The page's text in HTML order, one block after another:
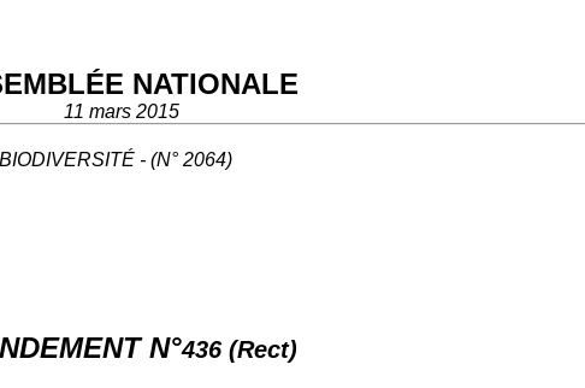
NATIONALE
11 mars 2015
BIODIVERSITÉ - (N° 2064)
N°436 (Rect)